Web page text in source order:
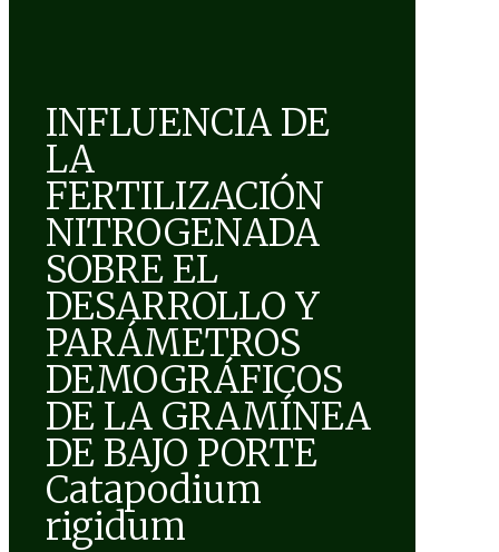
INFLUENCIA DE
LA
FERTILIZACIÓN
NITROGENADA
SOBRE EL
DESARROLLO Y
PARÁMETROS
DEMOGRÁFICOS
DE LA GRAMÍNEA
DE BAJO PORTE
Catapodium
rigidum